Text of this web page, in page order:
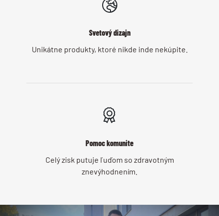
Svetový dizajn
Unikátne produkty, ktoré nikde inde nekúpite.
Pomoc komunite
Celý zisk putuje ľuďom so zdravotným
znevýhodnením.